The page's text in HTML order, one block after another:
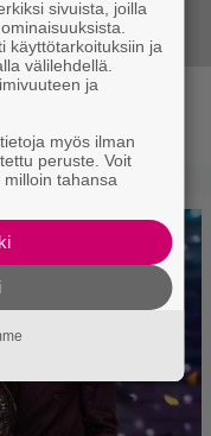
ensi
sivuista, joilla
käyttötarkoituksiin ja
välilehdellä.
ja
myös ilman
peruste. Voit
tahansa